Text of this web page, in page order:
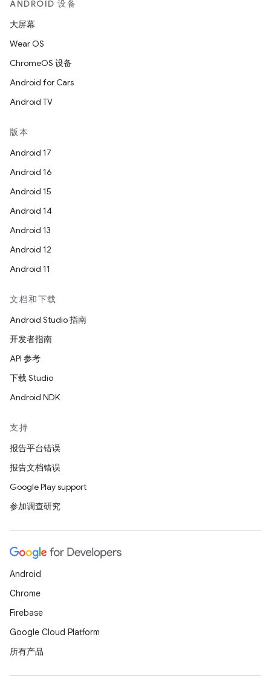
ANDROID 设备
大屏幕
Wear OS
ChromeOS 设备
Android for Cars
Android TV
版本
Android 17
Android 16
Android 15
Android 14
Android 13
Android 12
Android 11
文档和下载
Android Studio 指南
开发者指南
API 参考
下载 Studio
Android NDK
支持
报告平台错误
报告文档错误
Google Play support
参加调查研究
Android
Chrome
Firebase
Google Cloud Platform
所有产品